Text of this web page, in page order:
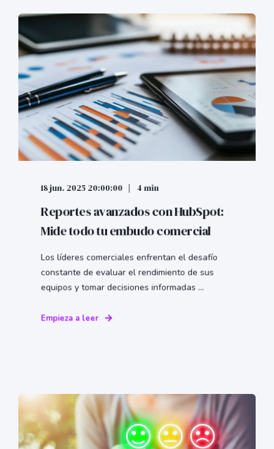
18 jun. 2025 20:00:00 4 min
Reportes avanzados con HubSpot:
Mide todo tu embudo comercial
Los líderes comerciales enfrentan el desafío
constante de evaluar el rendimiento de sus
equipos y tomar decisiones informadas ...
Empieza a leer